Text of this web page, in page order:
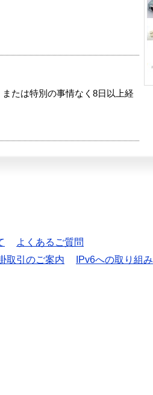
たは特別の事情なく8日以上経
よくあるご質問
取引のご案内
IPv6への取り組み